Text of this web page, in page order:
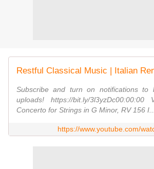
Subscribe and turn on notifications
uploads! https://bit.ly/3l3yzDc00:00:00
Concerto for Strings in G Minor, RV 156 I...
https://www.youtube.com/